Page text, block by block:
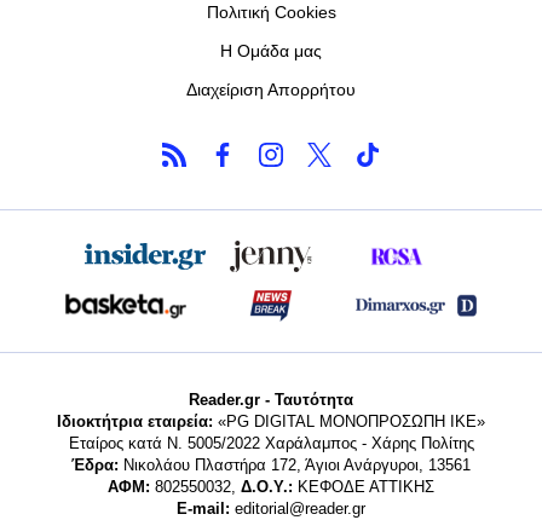
Πολιτική Cookies
Η Ομάδα μας
Διαχείριση Απορρήτου
Reader.gr - Ταυτότητα
Ιδιοκτήτρια εταιρεία: «PG DIGITAL MONΟΠΡΟΣΩΠΗ ΙΚΕ»
Εταίρος κατά Ν. 5005/2022 Χαράλαμπος - Χάρης Πολίτης
Έδρα: Νικολάου Πλαστήρα 172, Άγιοι Ανάργυροι, 13561
ΑΦΜ: 802550032, Δ.Ο.Υ.: ΚΕΦΟΔΕ ΑΤΤΙΚΗΣ
E-mail: editorial@reader.gr